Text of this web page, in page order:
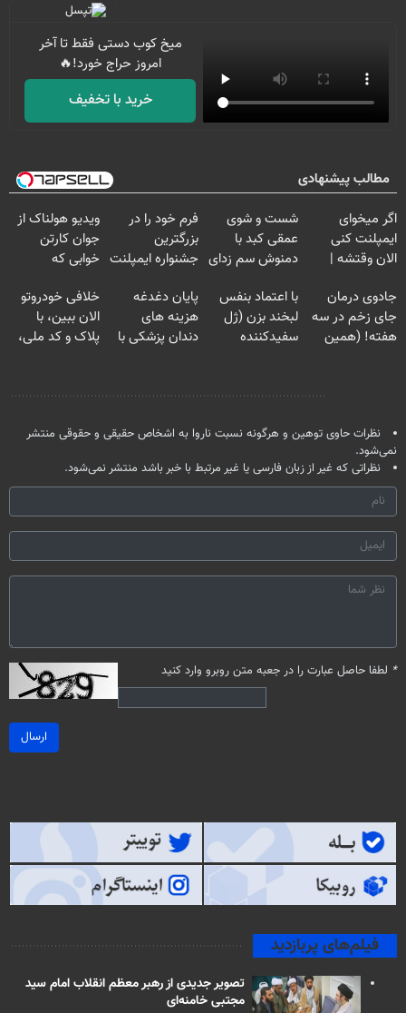
میخ کوب دستی فقط تا آخر
امروز حراج خورد!🔥
خرید با تخفیف
مطالب پیشنهادی
اگر میخوای
ایمپلنت کنی
الان وقتشه |
میلیون تومان!!!
شست و شوی
عمقی کبد با
دمنوش سم زدای
فرم خود را در
بزرگترین
جشنواره ایمپلنت
فقط ۲۵ میلیون
ویدیو هولناک از
جوان کارتن
خوابی که
آموزش رایگان
جادوی درمان
جای زخم در سه
هفته! (همین
با اعتماد بنفس
لبخند بزن (ژل
سفیدکننده
پایان دغدغه
هزینه های
دندان پزشکی با
خلافی خودروتو
الان ببین، با
پلاک و کد ملی،
نظرات حاوی توهین و هرگونه نسبت ناروا به اشخاص حقیقی و حقوقی منتشر
نمی‌شود.
نظراتی که غیر از زبان فارسی یا غیر مرتبط با خبر باشد منتشر نمی‌شود.
* لطفا حاصل عبارت را در جعبه متن روبرو وارد کنید
ارسال
فیلم‌های پربازدید
تصویر جدیدی از رهبر معظم انقلاب امام سید
مجتبی خامنه‌ای